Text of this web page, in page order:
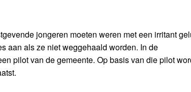
jongeren moeten weren met een irritant
aan als ze niet weggehaald worden. In de
pilot van de gemeente. Op basis van die pilot